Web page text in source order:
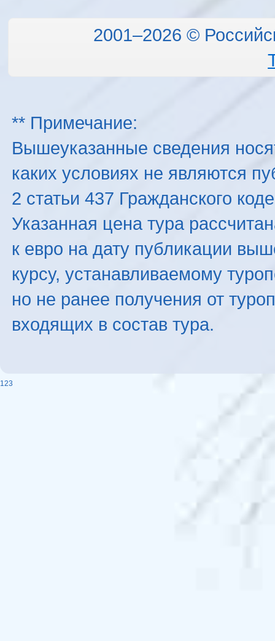
2001–2026 ©
** Примечание:
Вышеуказанные сведения
каких условиях не являются
2 статьи 437 Гражданского
Указанная цена тура
к евро на дату публикации
курсу, устанавливаемому
но не ранее получения от
входящих в состав тура.
123